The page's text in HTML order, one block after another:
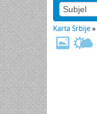
Karta Srbije »